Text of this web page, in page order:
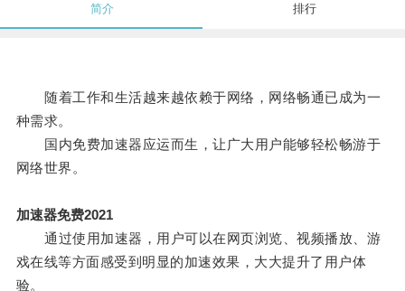
简介 排行
随着工作和生活越来越依赖于网络，网络畅通已成为一
种需求。
国内免费加速器应运而生，让广大用户能够轻松畅游于
网络世界。
加速器免费2021
通过使用加速器，用户可以在网页浏览、视频播放、游
戏在线等方面感受到明显的加速效果，大大提升了用户体
验。